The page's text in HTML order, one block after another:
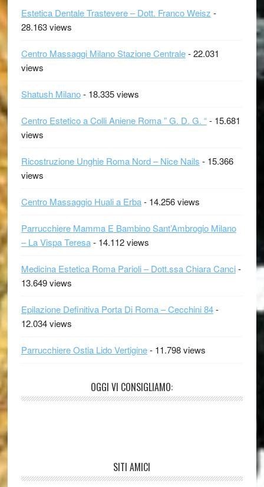
Estetica Dentale Trastevere – Dott. Franco Weisz -
28.163 views
Centro Massaggi Milano Stazione Centrale- 22.031
views
Shatush Milano- 18.335 views
Centro Estetico a Colli Aniene Roma ” G. D. G. “- 15.681
views
Ricostruzione Unghie Roma Nord – Nice Nails - 15.366
views
Centro Massaggio Huali a Erba- 14.256 views
Parrucchiere Mamma E Bambino Sant’Ambrogio Milano
– La Vispa Teresa- 14.112 views
Medicina Estetica Roma Parioli – Dott.ssa Chiara Canci-
13.649 views
Epilazione Definitiva Porta Di Roma – Cecchini 84-
12.034 views
Parrucchiere Ostia Lido Vertigine- 11.798 views
OGGI VI CONSIGLIAMO:
SITI AMICI